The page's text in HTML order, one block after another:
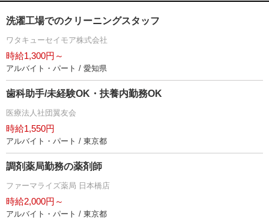
洗濯工場でのクリーニングスタッフ
ワタキューセイモア株式会社
時給1,300円～
アルバイト・パート / 愛知県
歯科助手/未経験OK・扶養内勤務OK
医療法人社団翼友会
時給1,550円
アルバイト・パート / 東京都
調剤薬局勤務の薬剤師
ファーマライズ薬局 日本橋店
時給2,000円～
アルバイト・パート / 東京都